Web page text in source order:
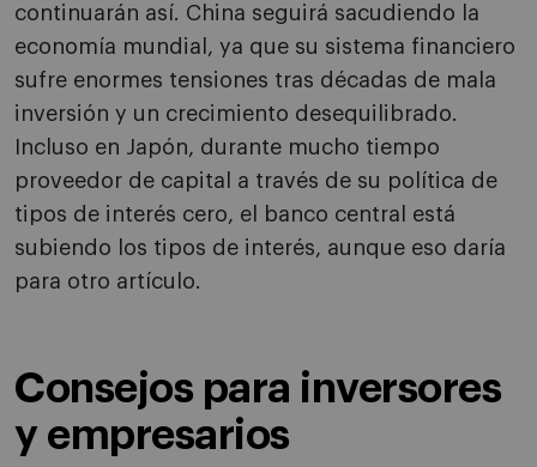
continuarán así. China seguirá sacudiendo la
economía mundial, ya que su sistema financiero
sufre enormes tensiones tras décadas de mala
inversión y un crecimiento desequilibrado.
Incluso en Japón, durante mucho tiempo
proveedor de capital a través de su política de
tipos de interés cero, el banco central está
subiendo los tipos de interés, aunque eso daría
para otro artículo.
Consejos para inversores
y empresarios